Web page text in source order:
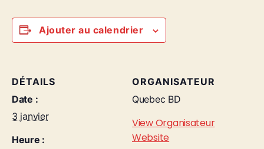
Ajouter au calendrier
DÉTAILS
Date :
3 janvier
Heure :
ORGANISATEUR
Quebec BD
View Organisateur
Website